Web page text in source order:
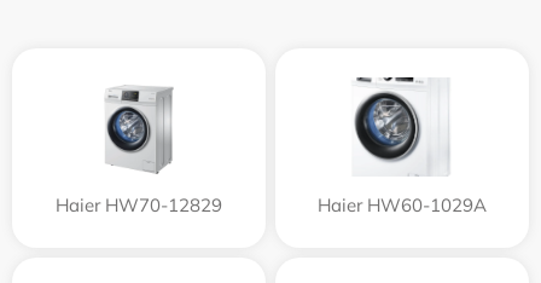
Haier HW70-12829 Haier HW60-1029A